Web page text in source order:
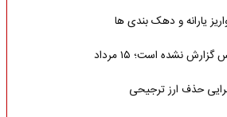
یارانه و دهک بندی ها
نشده است؛ ۱۵ مرداد
حذف ارز ترجیحی